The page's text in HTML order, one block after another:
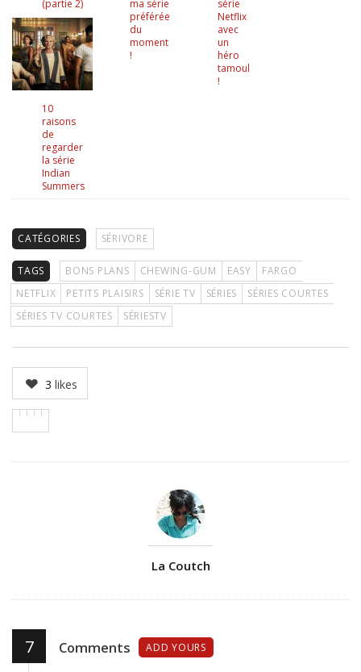
(partie 2)
ma série
préférée
du
moment
!
série
Netflix
avec
un
héro
tamoul
!
10
raisons
de
regarder
la série
Indian
Summers
CATÉGORIES SÉRIVORE
TAGS BONS PLANS CHEWING-GUM EASY
FARGO
NETFLIX
PETITS PLAISIRS SÉRIE TV SÉRIES
SÉRIES COURTES
SÉRIES TV COURTES
SÉRIESTV
3 likes
La Coutch
7 Comments ADD YOURS